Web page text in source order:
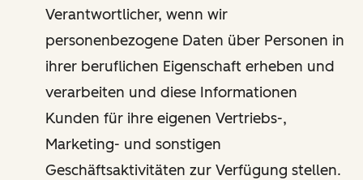
Verantwortlicher, wenn wir
personenbezogene Daten über Personen in
ihrer beruflichen Eigenschaft erheben und
verarbeiten und diese Informationen
Kunden für ihre eigenen Vertriebs-,
Marketing- und sonstigen
Geschäftsaktivitäten zur Verfügung stellen.